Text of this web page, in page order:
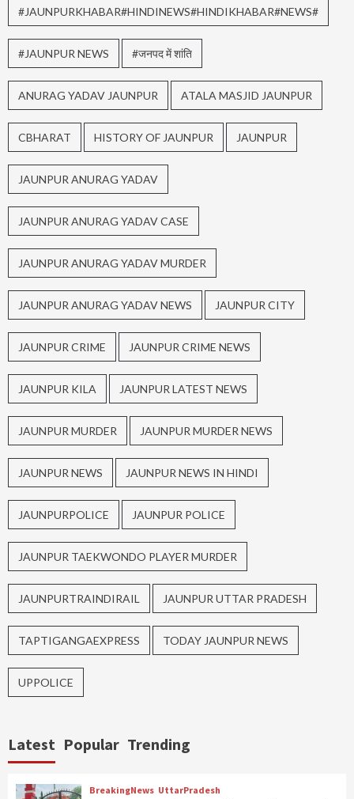
#JAUNPURKHABAR#HINDINEWS#HINDIKHABAR#NEWS#
#JAUNPUR NEWS #जनपद में शांति
ANURAG YADAV JAUNPUR ATALA MASJID JAUNPUR
CBHARAT HISTORY OF JAUNPUR JAUNPUR
JAUNPUR ANURAG YADAV
JAUNPUR ANURAG YADAV CASE
JAUNPUR ANURAG YADAV MURDER
JAUNPUR ANURAG YADAV NEWS JAUNPUR CITY
JAUNPUR CRIME JAUNPUR CRIME NEWS
JAUNPUR KILA JAUNPUR LATEST NEWS
JAUNPUR MURDER JAUNPUR MURDER NEWS
JAUNPUR NEWS JAUNPUR NEWS IN HINDI
JAUNPURPOLICE JAUNPUR POLICE
JAUNPUR TAEKWONDO PLAYER MURDER
JAUNPURTRAINDIRAIL JAUNPUR UTTAR PRADESH
TAPTIGANGAEXPRESS TODAY JAUNPUR NEWS
UPPOLICE
Latest Popular Trending
BreakingNews UttarPradesh